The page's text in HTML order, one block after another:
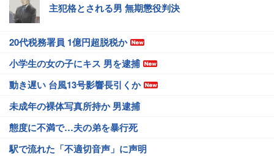
主犯格とされる男 無期懲役判決
20代税務署員 1億円超脱税か
小学生の女の子にキス 男を逮捕
動き遅い 台風13号影響長引くか
未成年の裸体写真所持か 男逮捕
態度に不満で…夫の弟を暴行死
駅で流れた「不適切音声」に声明